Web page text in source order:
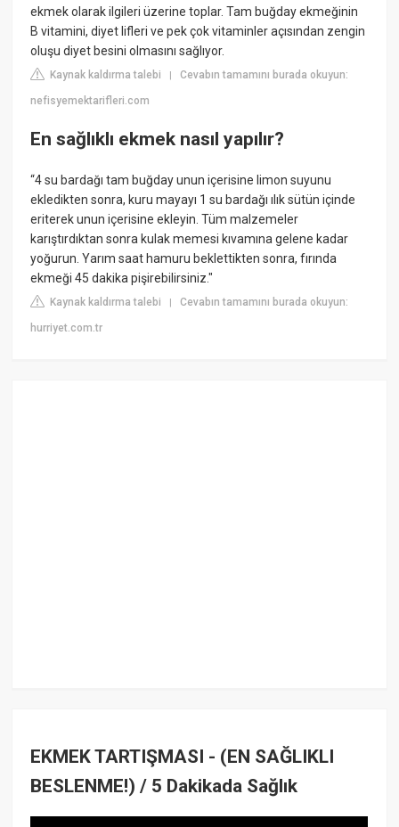
ekmek olarak ilgileri üzerine toplar. Tam buğday ekmeğinin
B vitamini, diyet lifleri ve pek çok vitaminler açısından zengin
oluşu diyet besini olmasını sağlıyor.
Kaynak kaldırma talebi |Cevabın tamamını burada okuyun:
nefisyemektarifleri.com
En sağlıklı ekmek nasıl yapılır?
“4 su bardağı tam buğday unun içerisine limon suyunu
ekledikten sonra, kuru mayayı 1 su bardağı ılık sütün içinde
eriterek unun içerisine ekleyin. Tüm malzemeler
karıştırdıktan sonra kulak memesi kıvamına gelene kadar
yoğurun. Yarım saat hamuru beklettikten sonra, fırında
ekmeği 45 dakika pişirebilirsiniz."
Kaynak kaldırma talebi |Cevabın tamamını burada okuyun:
hurriyet.com.tr
EKMEK TARTIŞMASI - (EN SAĞLIKLI
BESLENME!) / 5 Dakikada Sağlık